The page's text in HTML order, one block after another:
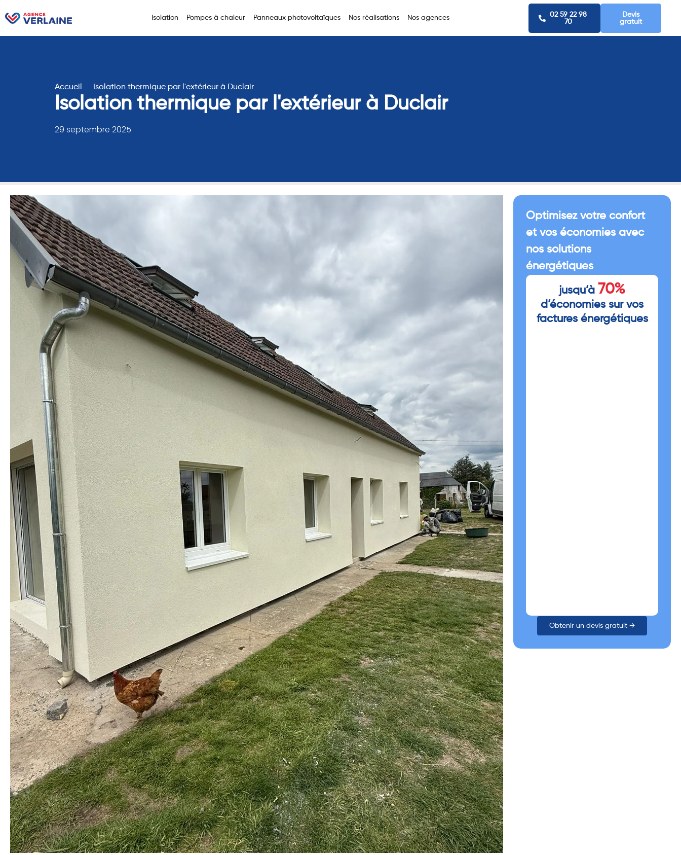
Isolation Pompes à chaleur Panneaux photovoltaïques Nos réalisations Nos agences
02 59 22 98
70
Devis
gratuit
Accueil Isolation thermique par l'extérieur à Duclair
Isolation thermique par l'extérieur à Duclair
29 septembre 2025
Optimisez votre confort
et vos économies avec
nos solutions
énergétiques
jusqu’à 70%
d’économies sur vos
factures énergétiques
Obtenir un devis gratuit →